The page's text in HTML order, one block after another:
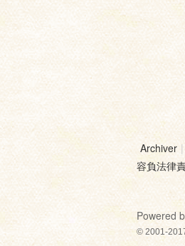
Archiver |
容負法律
Powered
© 2001-